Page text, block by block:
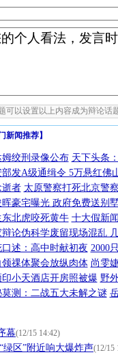
新闻推荐】
姆绞刑录像公布 天下头条
部发A级通缉令 5万悬红佛
逝者 太原警察打死北京警
晖豪宅曝光 政府免费送别
东北虎咬死黄牛 十大假新
辩论伪科学废留现场混乱
口述：高中时献初夜 2000
领祼体聚会放纵肉体 尚雯
印小天酒店开房照被爆 野
莫测：二战五大未解之谜
幕(12/15 14:42)
区”附近响大爆炸声(12/15